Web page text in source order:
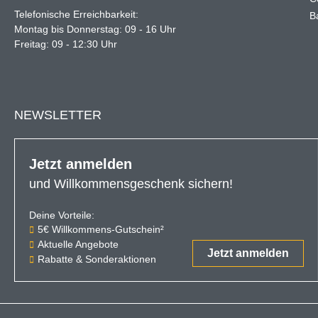
Telefonische Erreichbarkeit:
Montag bis Donnerstag: 09 - 16 Uhr
Freitag: 09 - 12:30 Uhr
NEWSLETTER
Jetzt anmelden
und Willkommensgeschenk sichern!
Deine Vorteile:
5€ Willkommens-Gutschein²Der 5€-Gutschein ist ab einem
Aktuelle Angebote
Rabatte & Sonderaktionen
Jetzt anmelden